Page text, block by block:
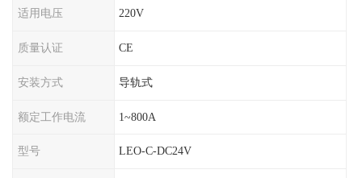
适用电压 220V
质量认证 CE
安装方式 导轨式
额定工作电流 1~800A
型号 LEO-C-DC24V